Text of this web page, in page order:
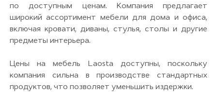
по доступным ценам. Компания предлагает
широкий ассортимент мебели для дома и офиса,
включая кровати, диваны, стулья, столы и другие
предметы интерьера.
Цены на мебель Laosta доступны, поскольку
компания сильна в производстве стандартных
продуктов, что позволяет уменьшить издержки.